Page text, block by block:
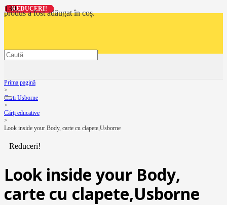
produsa fost adăugat în coș.
Prima pagină
>
Carti Usborne
>
Cărți educative
>
Look inside your Body, carte cu clapete,Usborne
Reduceri!
Look inside your Body,
carte cu clapete,Usborne
REDUCERI!
REDUCERI!
REDUCERI!
REDUCERI!